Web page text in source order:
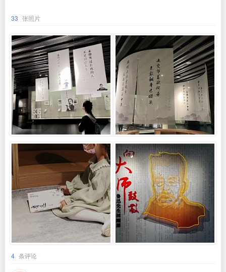
33 张照片
4 条评论